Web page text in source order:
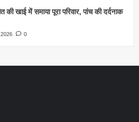
खाई में समाया पूरा परिवार, पांच की दर्दनाक
0